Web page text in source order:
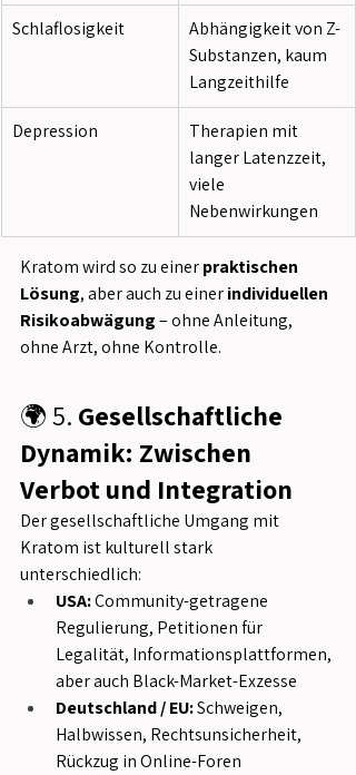
Schlaflosigkeit
Abhängigkeit von Z-
Substanzen, kaum
Langzeithilfe
Depression
Therapien mit
langer Latenzzeit,
viele
Nebenwirkungen
Kratom wird so zu einer praktischen
Lösung, aber auch zu einer individuellen
Risikoabwägung – ohne Anleitung,
ohne Arzt, ohne Kontrolle.
🌍5. Gesellschaftliche
Dynamik: Zwischen
Verbot und Integration
Der gesellschaftliche Umgang mit
Kratom ist kulturell stark
unterschiedlich:
USA: Community-getragene
Regulierung, Petitionen für
Legalität, Informationsplattformen,
aber auch Black-Market-Exzesse
Deutschland / EU: Schweigen,
Halbwissen, Rechtsunsicherheit,
Rückzug in Online-Foren